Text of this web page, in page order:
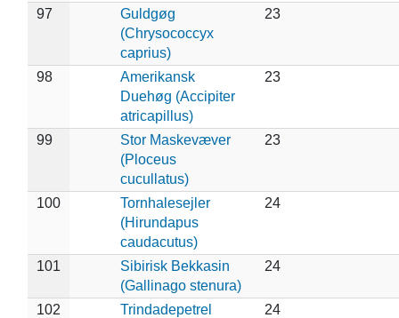
97
Guldgøg
(Chrysococcyx
caprius)
23
98
Amerikansk
Duehøg (Accipiter
atricapillus)
23
99
Stor Maskevæver
(Ploceus
cucullatus)
23
100
Tornhalesejler
(Hirundapus
caudacutus)
24
101
Sibirisk Bekkasin
(Gallinago stenura)
24
102
Trindadepetrel
24